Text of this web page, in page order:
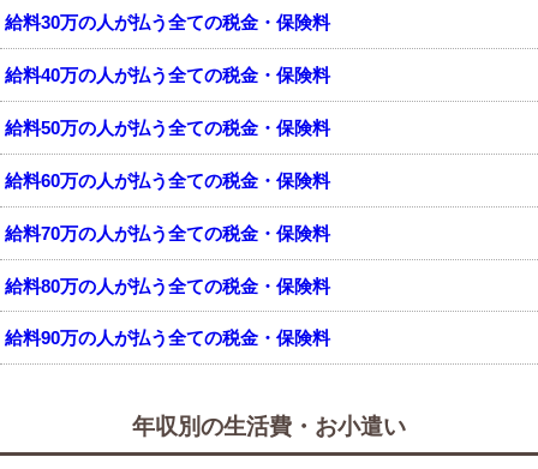
給料30万の人が払う全ての税金・保険料
給料40万の人が払う全ての税金・保険料
給料50万の人が払う全ての税金・保険料
給料60万の人が払う全ての税金・保険料
給料70万の人が払う全ての税金・保険料
給料80万の人が払う全ての税金・保険料
給料90万の人が払う全ての税金・保険料
年収別の生活費・お小遣い